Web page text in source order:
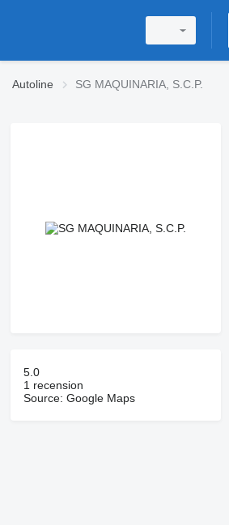
Autoline SG MAQUINARIA, S.C.P.
5.0
1 recension
Source: Google Maps